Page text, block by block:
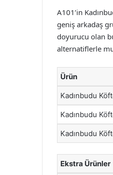
A101’in
geniş arkadaş
doyurucu olan
alternatiflerle
Ürün
Kadınbudu
Kadınbudu
Kadınbudu
Ekstra Ürünler